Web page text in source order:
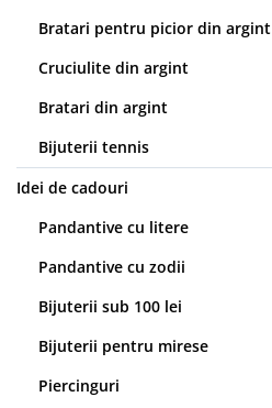
Bratari pentru picior din argint
Cruciulite din argint
Bratari din argint
Bijuterii tennis
Idei de cadouri
Pandantive cu litere
Pandantive cu zodii
Bijuterii sub 100 lei
Bijuterii pentru mirese
Piercinguri